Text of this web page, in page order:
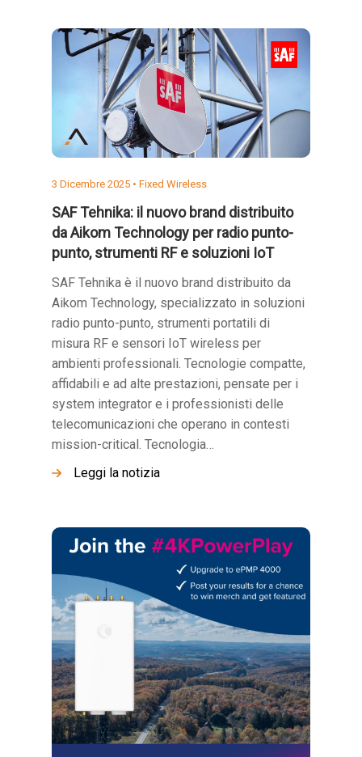
3 Dicembre 2025 • Fixed Wireless
SAF Tehnika: il nuovo brand distribuito
da Aikom Technology per radio punto-
punto, strumenti RF e soluzioni IoT
SAF Tehnika è il nuovo brand distribuito da
Aikom Technology, specializzato in soluzioni
radio punto-punto, strumenti portatili di
misura RF e sensori IoT wireless per
ambienti professionali. Tecnologie compatte,
affidabili e ad alte prestazioni, pensate per i
system integrator e i professionisti delle
telecomunicazioni che operano in contesti
mission-critical. Tecnologia…
Leggi la notizia